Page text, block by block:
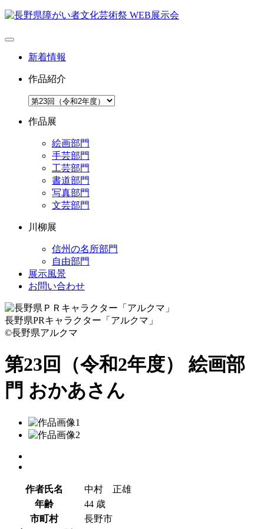
新着情報
作品紹介
作品展
絵画部門
手芸部門
工芸部門
書道部門
写真部門
文芸部門
川柳展
信州の名所部門
自由部門
展示風景
お問い合わせ
長野県PRキャラクター「アルクマ」
©長野県アルクマ
第23回（令和2年度） 絵画部
門 おかあさん
作者氏名
中村 正雄
年齢
44 歳
市町村
長野市